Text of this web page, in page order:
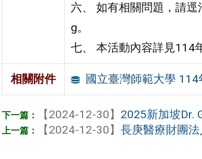
六、 如有相關問題，請
g。
七、 本活動內容詳見114
相關附件 國立臺灣師範大學 114
【2024-12-30】 2025新加坡Dr.
【2024-12-30】長庚醫療財團